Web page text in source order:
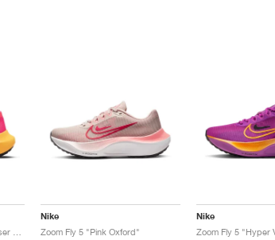
Nike
Zoom Fly 5 "Pink Oxford"
Nike